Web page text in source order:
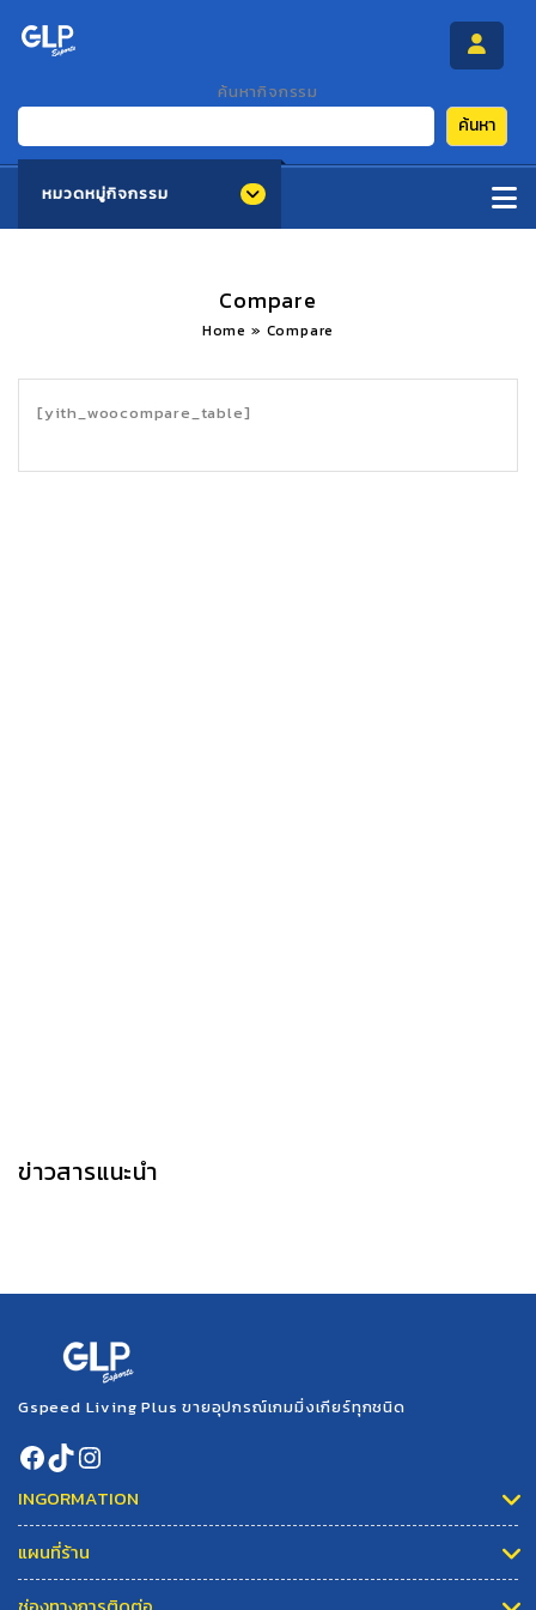
ค้นหากิจกรรม
ค้นหา
หมวดหมู่กิจกรรม
Compare
Home » Compare
[yith_woocompare_table]
ข่าวสารแนะนำ
Gspeed Living Plus ขายอุปกรณ์เกมมิ่งเกียร์ทุกชนิด
INGORMATION
แผนที่ร้าน